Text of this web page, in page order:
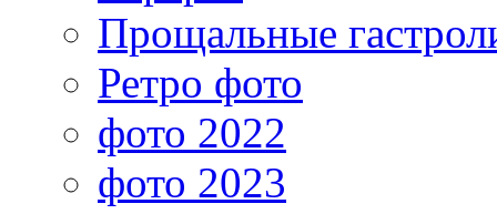
Прощальные
Ретро фото
фото 2022
фото 2023